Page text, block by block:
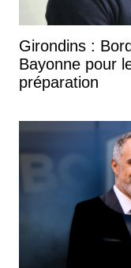
Girondins :
Bayonne pour
préparation